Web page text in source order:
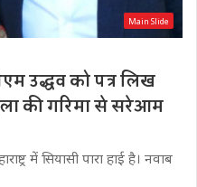
Main Slide
उद्धव को पत्र लिख
की गरिमा से सरेआम
में सियासी पारा हाई है। नवाब